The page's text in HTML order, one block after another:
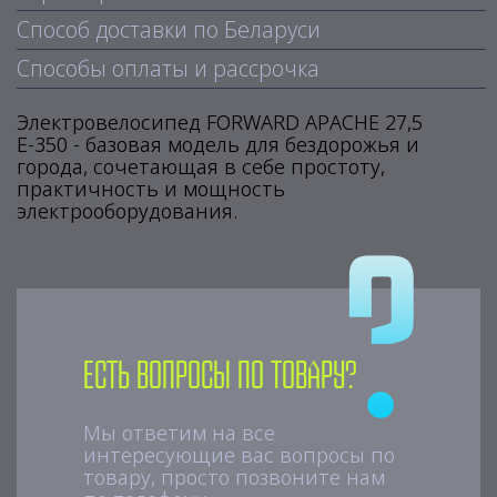
Способ доставки по Беларуси
Способы оплаты и рассрочка
Электровелосипед FORWARD APACHE 27,5
Е-350 - базовая модель для бездорожья и
города, сочетающая в себе простоту,
практичность и мощность
электрооборудования.
Есть вопросы по товару?
Мы ответим на все
интересующие вас вопросы по
товару, просто позвоните нам